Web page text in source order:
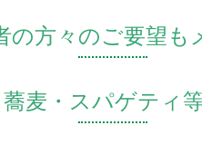
の方々のご要望も
麦・スパゲティ